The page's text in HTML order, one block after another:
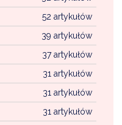
52 artykułów
39 artykułów
37 artykułów
31 artykułów
31 artykułów
31 artykułów